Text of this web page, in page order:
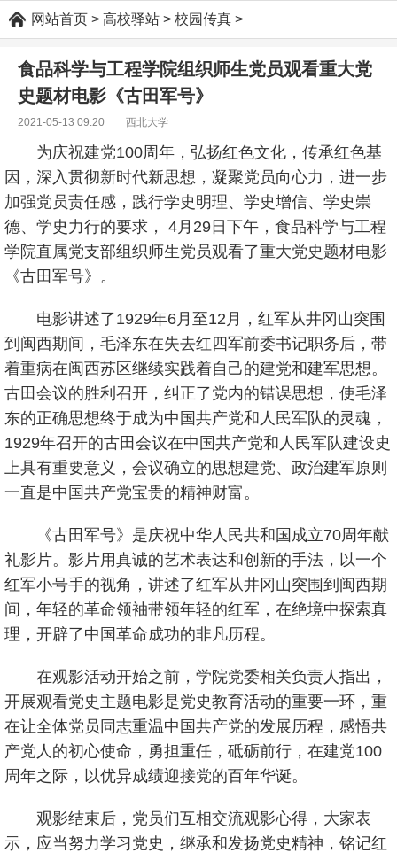
网站首页 > 高校驿站 > 校园传真 >
食品科学与工程学院组织师生党员观看重大党
史题材电影《古田军号》
2021-05-13 09:20 西北大学
为庆祝建党100周年，弘扬红色文化，传承红色基
因，深入贯彻新时代新思想，凝聚党员向心力，进一步
加强党员责任感，践行学史明理、学史增信、学史崇
德、学史力行的要求， 4月29日下午，食品科学与工程
学院直属党支部组织师生党员观看了重大党史题材电影
《古田军号》。
电影讲述了1929年6月至12月，红军从井冈山突围
到闽西期间，毛泽东在失去红四军前委书记职务后，带
着重病在闽西苏区继续实践着自己的建党和建军思想。
古田会议的胜利召开，纠正了党内的错误思想，使毛泽
东的正确思想终于成为中国共产党和人民军队的灵魂，
1929年召开的古田会议在中国共产党和人民军队建设史
上具有重要意义，会议确立的思想建党、政治建军原则
一直是中国共产党宝贵的精神财富。
《古田军号》是庆祝中华人民共和国成立70周年献
礼影片。影片用真诚的艺术表达和创新的手法，以一个
红军小号手的视角，讲述了红军从井冈山突围到闽西期
间，年轻的革命领袖带领年轻的红军，在绝境中探索真
理，开辟了中国革命成功的非凡历程。
在观影活动开始之前，学院党委相关负责人指出，
开展观看党史主题电影是党史教育活动的重要一环，重
在让全体党员同志重温中国共产党的发展历程，感悟共
产党人的初心使命，勇担重任，砥砺前行，在建党100
周年之际，以优异成绩迎接党的百年华诞。
观影结束后，党员们互相交流观影心得，大家表
示，应当努力学习党史，继承和发扬党史精神，铭记红